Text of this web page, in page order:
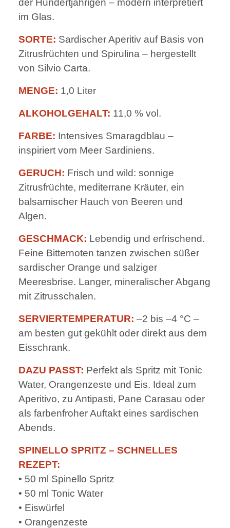
der Hundertjährigen – modern interpretiert
im Glas.
SORTE: Sardischer Aperitiv auf Basis von
Zitrusfrüchten und Spirulina – hergestellt
von Silvio Carta.
MENGE: 1,0 Liter
ALKOHOLGEHALT: 11,0 % vol.
FARBE: Intensives Smaragdblau –
inspiriert vom Meer Sardiniens.
GERUCH: Frisch und wild: sonnige
Zitrusfrüchte, mediterrane Kräuter, ein
balsamischer Hauch von Beeren und
Algen.
GESCHMACK: Lebendig und erfrischend.
Feine Bitternoten tanzen zwischen süßer
sardischer Orange und salziger
Meeresbrise. Langer, mineralischer Abgang
mit Zitrusschalen.
SERVIERTEMPERATUR: –2 bis –4 °C –
am besten gut gekühlt oder direkt aus dem
Eisschrank.
DAZU PASST: Perfekt als Spritz mit Tonic
Water, Orangenzeste und Eis. Ideal zum
Aperitivo, zu Antipasti, Pane Carasau oder
als farbenfroher Auftakt eines sardischen
Abends.
SPINELLO SPRITZ – SCHNELLES
REZEPT:
• 50 ml Spinello Spritz
• 50 ml Tonic Water
• Eiswürfel
• Orangenzeste